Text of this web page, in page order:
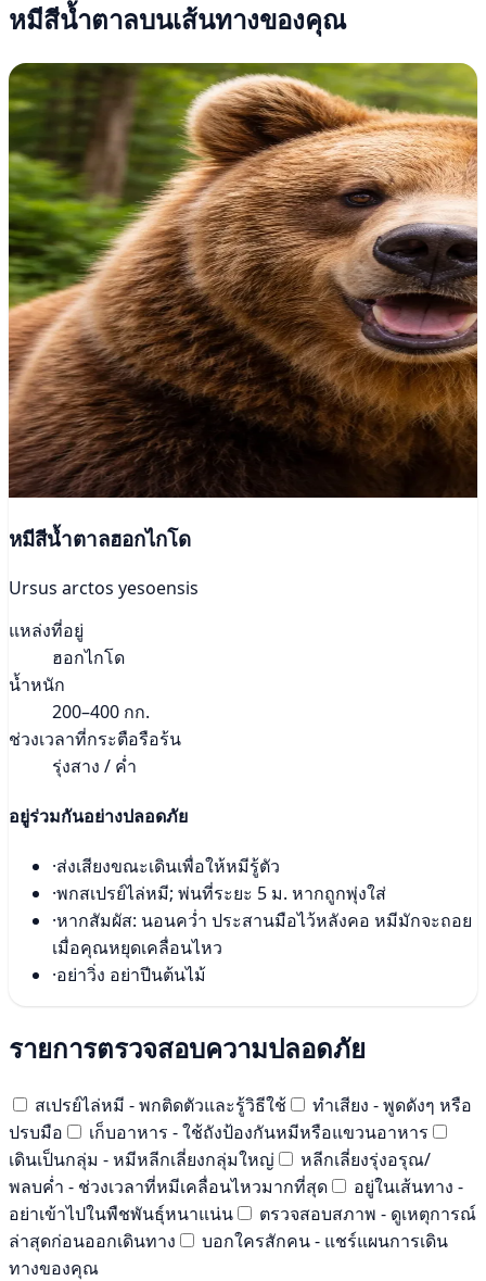
หมีสีน้ำตาลบนเส้นทางของคุณ
หมีสีน้ำตาลฮอกไกโด
Ursus arctos yesoensis
แหล่งที่อยู่
ฮอกไกโด
น้ำหนัก
200–400 กก.
ช่วงเวลาที่กระตือรือร้น
รุ่งสาง / ค่ำ
อยู่ร่วมกันอย่างปลอดภัย
·ส่งเสียงขณะเดินเพื่อให้หมีรู้ตัว
·พกสเปรย์ไล่หมี; พ่นที่ระยะ 5 ม. หากถูกพุ่งใส่
·หากสัมผัส: นอนคว่ำ ประสานมือไว้หลังคอ หมีมักจะถอย
เมื่อคุณหยุดเคลื่อนไหว
·อย่าวิ่ง อย่าปีนต้นไม้
รายการตรวจสอบความปลอดภัย
สเปรย์ไล่หมี - พกติดตัวและรู้วิธีใช้
ทำเสียง - พูดดังๆ หรือ
ปรบมือ
เก็บอาหาร - ใช้ถังป้องกันหมีหรือแขวนอาหาร
เดินเป็นกลุ่ม - หมีหลีกเลี่ยงกลุ่มใหญ่
หลีกเลี่ยงรุ่งอรุณ/
พลบค่ำ - ช่วงเวลาที่หมีเคลื่อนไหวมากที่สุด
อยู่ในเส้นทาง -
อย่าเข้าไปในพืชพันธุ์หนาแน่น
ตรวจสอบสภาพ - ดูเหตุการณ์
ล่าสุดก่อนออกเดินทาง
บอกใครสักคน - แชร์แผนการเดิน
ทางของคุณ